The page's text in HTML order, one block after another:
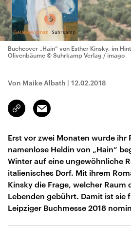
Buchcover „Hain“ von Esther Kinsky, im
Olivenbäume © Suhrkamp Verlag / imago
Von Maike Albath | 12.02.2018
Link
kopieren/teilen
Email
Erst vor zwei Monaten wurde ihr
namenlose Heldin von „Hain“
Winter auf eine ungewöhnliche
italienisches Dorf. Mit ihrem
Kinsky die Frage, welcher Raum
Lebenden gebührt. Damit ist sie
Leipziger Buchmesse 2018